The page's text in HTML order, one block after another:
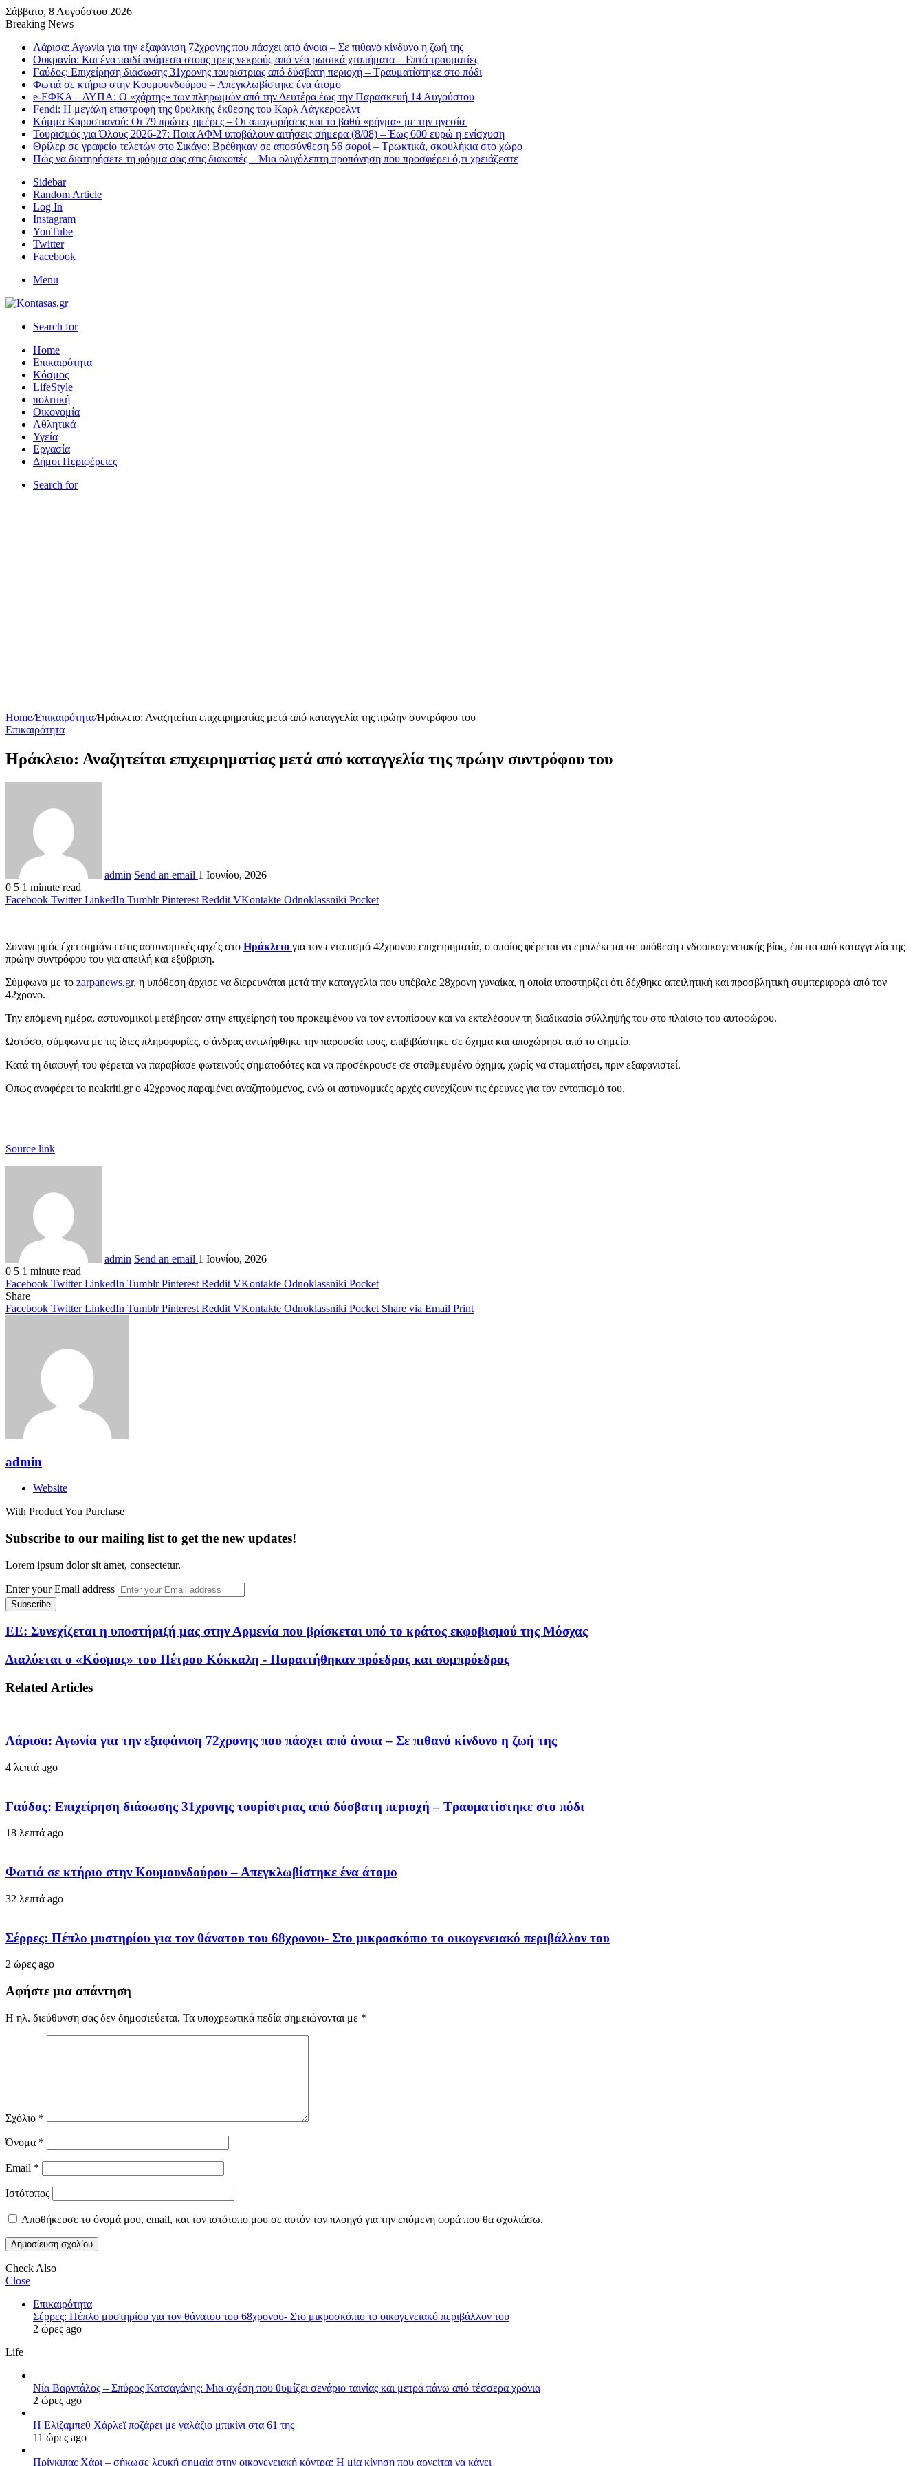
Σάββατο, 8 Αυγούστου 2026
Breaking News
Λάρισα: Αγωνία για την εξαφάνιση 72χρονης που πάσχει από άνοια – Σε πιθανό κίνδυνο η ζωή της
Ουκρανία: Και ένα παιδί ανάμεσα στους τρεις νεκρούς από νέα ρωσικά χτυπήματα – Επτά τραυματίες
Γαύδος: Επιχείρηση διάσωσης 31χρονης τουρίστριας από δύσβατη περιοχή – Τραυματίστηκε στο πόδι
Φωτιά σε κτήριο στην Κουμουνδούρου – Απεγκλωβίστηκε ένα άτομο
e-ΕΦΚΑ – ΔΥΠΑ: Ο «χάρτης» των πληρωμών από την Δευτέρα έως την Παρασκευή 14 Αυγούστου
Fendi: Η μεγάλη επιστροφή της θρυλικής έκθεσης του Καρλ Λάγκερφελντ
Κόμμα Καρυστιανού: Οι 79 πρώτες ημέρες – Οι αποχωρήσεις και το βαθύ «ρήγμα» με την ηγεσία
Τουρισμός για Όλους 2026-27: Ποια ΑΦΜ υποβάλουν αιτήσεις σήμερα (8/08) – Έως 600 ευρώ η ενίσχυση
Θρίλερ σε γραφείο τελετών στο Σικάγο: Βρέθηκαν σε αποσύνθεση 56 σοροί – Τρωκτικά, σκουλήκια στο χώρο
Πώς να διατηρήσετε τη φόρμα σας στις διακοπές – Μια ολιγόλεπτη προπόνηση που προσφέρει ό,τι χρειάζεστε
Sidebar
Random Article
Log In
Instagram
YouTube
Twitter
Facebook
Menu
Search for
Home
Επικαιρότητα
Κόσμος
LifeStyle
πολιτική
Οικονομία
Αθλητικά
Υγεία
Εργασία
Δήμοι Περιφέρειες
Search for
Home/Επικαιρότητα/Ηράκλειο: Αναζητείται επιχειρηματίας μετά από καταγγελία της πρώην συντρόφου του
Επικαιρότητα
Ηράκλειο: Αναζητείται επιχειρηματίας μετά από καταγγελία της πρώην συντρόφου του
admin Send an email 1 Ιουνίου, 2026
0 5 1 minute read
Facebook Twitter LinkedIn Tumblr Pinterest Reddit VKontakte Odnoklassniki Pocket
Συναγερμός έχει σημάνει στις αστυνομικές αρχές στο Ηράκλειο για τον εντοπισμό 42χρονου επιχειρηματία, ο οποίος φέρεται να εμπλέκεται σε υπόθεση ενδοοικογενειακής βίας, έπειτα από καταγγελία της
πρώην συντρόφου του για απειλή και εξύβριση.
Σύμφωνα με το zarpanews.gr, η υπόθεση άρχισε να διερευνάται μετά την καταγγελία που υπέβαλε 28χρονη γυναίκα, η οποία υποστηρίζει ότι δέχθηκε απειλητική και προσβλητική συμπεριφορά από τον
42χρονο.
Την επόμενη ημέρα, αστυνομικοί μετέβησαν στην επιχείρησή του προκειμένου να τον εντοπίσουν και να εκτελέσουν τη διαδικασία σύλληψής του στο πλαίσιο του αυτοφώρου.
Ωστόσο, σύμφωνα με τις ίδιες πληροφορίες, ο άνδρας αντιλήφθηκε την παρουσία τους, επιβιβάστηκε σε όχημα και αποχώρησε από το σημείο.
Κατά τη διαφυγή του φέρεται να παραβίασε φωτεινούς σηματοδότες και να προσέκρουσε σε σταθμευμένο όχημα, χωρίς να σταματήσει, πριν εξαφανιστεί.
Οπως αναφέρει το neakriti.gr ο 42χρονος παραμένει αναζητούμενος, ενώ οι αστυνομικές αρχές συνεχίζουν τις έρευνες για τον εντοπισμό του.
Source link
admin Send an email 1 Ιουνίου, 2026
0 5 1 minute read
Facebook Twitter LinkedIn Tumblr Pinterest Reddit VKontakte Odnoklassniki Pocket
Share
Facebook Twitter LinkedIn Tumblr Pinterest Reddit VKontakte Odnoklassniki Pocket Share via Email Print
admin
Website
With Product You Purchase
Subscribe to our mailing list to get the new updates!
Lorem ipsum dolor sit amet, consectetur.
Enter your Email address
ΕΕ: Συνεχίζεται η υποστήριξή μας στην Αρμενία που βρίσκεται υπό το κράτος εκφοβισμού της Μόσχας
Διαλύεται ο «Κόσμος» του Πέτρου Κόκκαλη - Παραιτήθηκαν πρόεδρος και συμπρόεδρος
Related Articles
Λάρισα: Αγωνία για την εξαφάνιση 72χρονης που πάσχει από άνοια – Σε πιθανό κίνδυνο η ζωή της
4 λεπτά ago
Γαύδος: Επιχείρηση διάσωσης 31χρονης τουρίστριας από δύσβατη περιοχή – Τραυματίστηκε στο πόδι
18 λεπτά ago
Φωτιά σε κτήριο στην Κουμουνδούρου – Απεγκλωβίστηκε ένα άτομο
32 λεπτά ago
Σέρρες: Πέπλο μυστηρίου για τον θάνατου του 68χρονου- Στο μικροσκόπιο το οικογενειακό περιβάλλον του
2 ώρες ago
Αφήστε μια απάντηση
Η ηλ. διεύθυνση σας δεν δημοσιεύεται. Τα υποχρεωτικά πεδία σημειώνονται με *
Σχόλιο *
Όνομα *
Email *
Ιστότοπος
Αποθήκευσε το όνομά μου, email, και τον ιστότοπο μου σε αυτόν τον πλοηγό για την επόμενη φορά που θα σχολιάσω.
Check Also
Close
Επικαιρότητα
Σέρρες: Πέπλο μυστηρίου για τον θάνατου του 68χρονου- Στο μικροσκόπιο το οικογενειακό περιβάλλον του
2 ώρες ago
Life
Νία Βαρντάλος – Σπύρος Κατσαγάνης: Μια σχέση που θυμίζει σενάριο ταινίας και μετρά πάνω από τέσσερα χρόνια
2 ώρες ago
Η Ελίζαμπεθ Χάρλεϊ ποζάρει με γαλάζιο μπικίνι στα 61 της
11 ώρες ago
Πρίγκιπας Χάρι – σήκωσε λευκή σημαία στην οικογενειακή κόντρα: Η μία κίνηση που αρνείται να κάνει